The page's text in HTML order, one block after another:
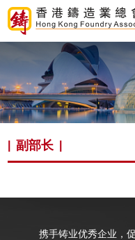
|副部长
携手铸业优秀企业，